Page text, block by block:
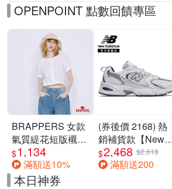
OPENPOINT 點數回饋專區
BRAPPERS 女款
氣質緹花短版襯
衫-米白
$1,134
滿額送10%
(券後價 2168) 熱
銷補貨款【New
Balance】復古運
動鞋_中性_白銀
$2,468 $2,618
滿額送200
本日神券